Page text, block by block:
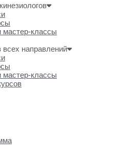
мастер-классы
направлений
мастер-классы